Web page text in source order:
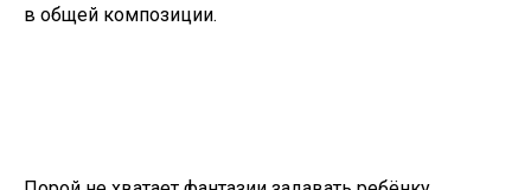
в общей композиции.